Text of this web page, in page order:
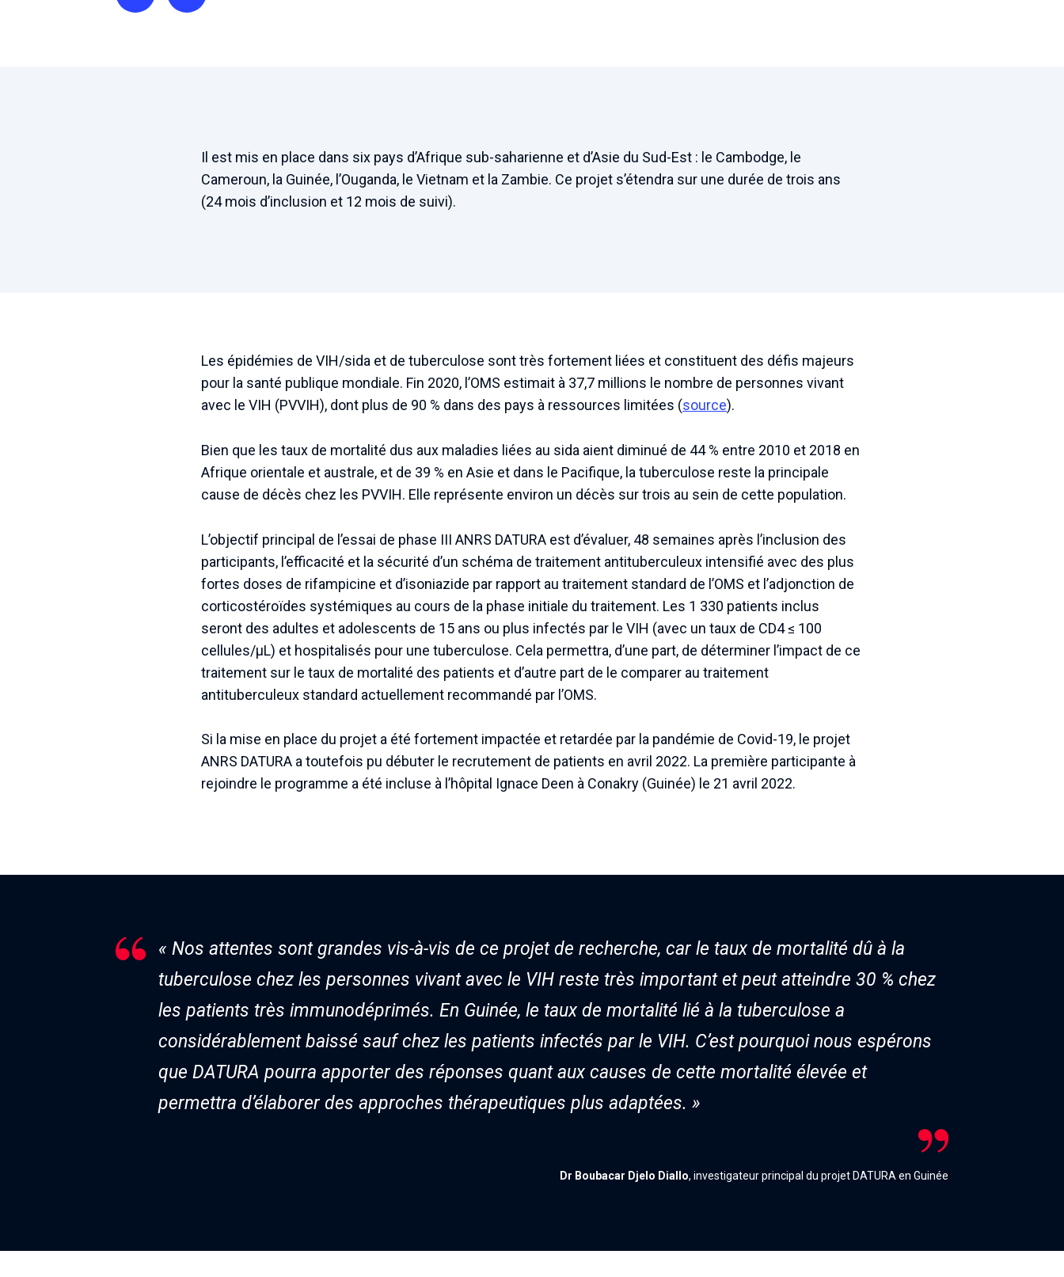
Partager sur TwitterPartager sur Linkedin
Il est mis en place dans six pays d’Afrique sub-saharienne et d’Asie du Sud-Est : le Cambodge, le
Cameroun, la Guinée, l’Ouganda, le Vietnam et la Zambie. Ce projet s’étendra sur une durée de trois ans
(24 mois d’inclusion et 12 mois de suivi).
Les épidémies de VIH/sida et de tuberculose sont très fortement liées et constituent des défis majeurs
pour la santé publique mondiale. Fin 2020, l’OMS estimait à 37,7 millions le nombre de personnes vivant
avec le VIH (PVVIH), dont plus de 90 % dans des pays à ressources limitées (source).
Bien que les taux de mortalité dus aux maladies liées au sida aient diminué de 44 % entre 2010 et 2018 en
Afrique orientale et australe, et de 39 % en Asie et dans le Pacifique, la tuberculose reste la principale
cause de décès chez les PVVIH. Elle représente environ un décès sur trois au sein de cette population.
L’objectif principal de l’essai de phase III ANRS DATURA est d’évaluer, 48 semaines après l’inclusion des
participants, l’efficacité et la sécurité d’un schéma de traitement antituberculeux intensifié avec des plus
fortes doses de rifampicine et d’isoniazide par rapport au traitement standard de l’OMS et l’adjonction de
corticostéroïdes systémiques au cours de la phase initiale du traitement. Les 1 330 patients inclus
seront des adultes et adolescents de 15 ans ou plus infectés par le VIH (avec un taux de CD4 ≤ 100
cellules/μL) et hospitalisés pour une tuberculose. Cela permettra, d’une part, de déterminer l’impact de ce
traitement sur le taux de mortalité des patients et d’autre part de le comparer au traitement
antituberculeux standard actuellement recommandé par l’OMS.
Si la mise en place du projet a été fortement impactée et retardée par la pandémie de Covid-19, le projet
ANRS DATURA a toutefois pu débuter le recrutement de patients en avril 2022. La première participante à
rejoindre le programme a été incluse à l’hôpital Ignace Deen à Conakry (Guinée) le 21 avril 2022.
« Nos attentes sont grandes vis-à-vis de ce projet de recherche, car le taux de mortalité dû à la
tuberculose chez les personnes vivant avec le VIH reste très important et peut atteindre 30 % chez
les patients très immunodéprimés. En Guinée, le taux de mortalité lié à la tuberculose a
considérablement baissé sauf chez les patients infectés par le VIH. C’est pourquoi nous espérons
que DATURA pourra apporter des réponses quant aux causes de cette mortalité élevée et
permettra d’élaborer des approches thérapeutiques plus adaptées. »
Dr Boubacar Djelo Diallo, investigateur principal du projet DATURA en Guinée